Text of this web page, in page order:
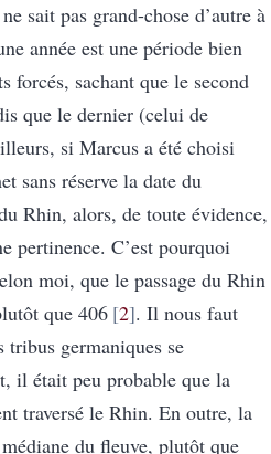
sait pas grand-chose d’autre à
année est une période bien
forcés, sachant que le second
que le dernier (celui de
si Marcus a été choisi
sans réserve la date du
Rhin, alors, de toute évidence,
pertinence. C’est pourquoi
moi, que le passage du Rhin
que 406 2 . Il nous faut
tribus germaniques se
il était peu probable que la
traversé le Rhin. En outre, la
du fleuve, plutôt que